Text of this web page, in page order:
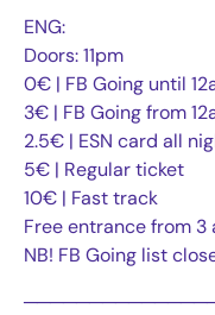
ENG:
Doors: 11pm
0€ | FB Going until
3€ | FB Going from
2.5€ | ESN card all
5€ | Regular ticket
10€ | Fast track
Free entrance from 3
NB! FB Going list